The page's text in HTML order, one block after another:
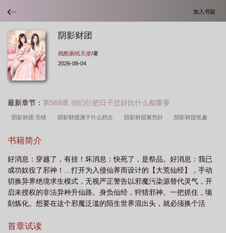
加入书架
阴影财团
残酷厕纸天使/著
2026-08-04
最新章节： 第568章 咱们仨把日子过好比什么都重要
阴影财团 无错 阴影财团属于什么档次 阴影财团篱笆好 阴影财团笔趣
费阅读 阴影财团百度百科
纸天使 阴影财团好看么 阴影财团xtx 阴影军团 阴影家族 阴影财团
免费 阴影财团 无错无防盗 阴影财团 篱笆好文学 阴影财团txt 隐藏财
团
书籍简介
好消息：穿越了，有挂！坏消息：快死了，是祭品。好消息：我已
成功奴役了邪神！…打开为入侵仙界而设计的【大荒仙经】，手动
切换异界绝境求生模式，无视严正警告以邪魔污染源替代灵气，开
启未授权的非法异种升仙路。身负仙经，狩猎邪神。一把抓住，顷
刻炼化。想要在这个邪魔泛滥的陌生世界混出头，就必须换个活
养外神，赚钱！赚钱！都给我狠狠地赚钱！！！……又名《剥削异
首章试读